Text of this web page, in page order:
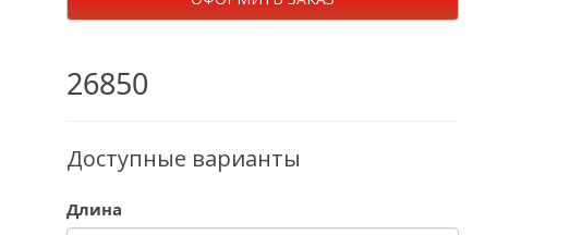
26850
Доступные варианты
Длина